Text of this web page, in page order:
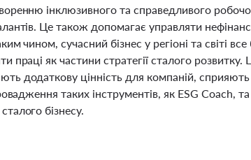
інклюзивного та справедливого
Це також допомагає управляти
чином, сучасний бізнес у регіоні та світі
праці як частини стратегії сталого
додаткову цінність для компаній, сприяють
таких інструментів, як ESG Coach,
бізнесу.